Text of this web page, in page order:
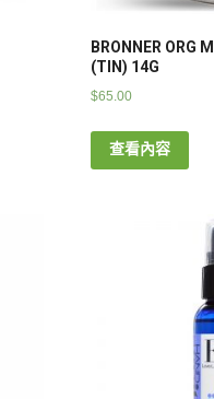
BRONNER ORG
(TIN) 14G
$65.00
查看內容